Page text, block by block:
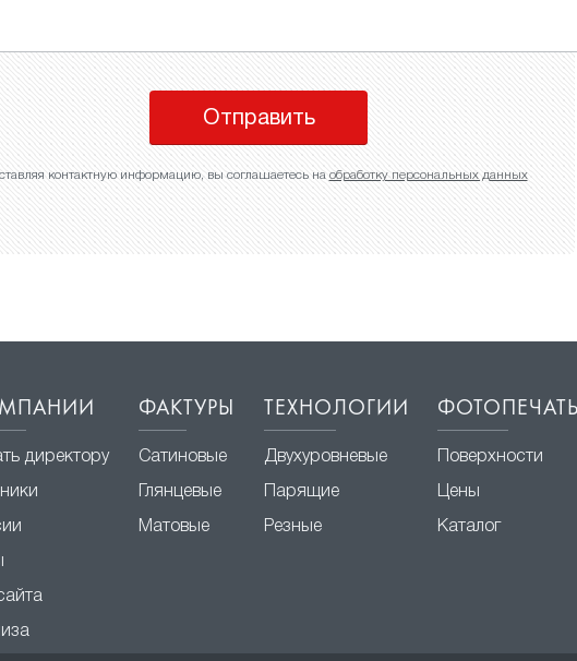
Отправить
контактную информацию, вы соглашаетесь на обработку персональных данных
директору
ФАКТУРЫ
Сатиновые
Глянцевые
Матовые
ТЕХНОЛОГИИ
Двухуровневые
Парящие
Резные
ФОТОПЕЧАТЬ
Поверхности
Цены
Каталог